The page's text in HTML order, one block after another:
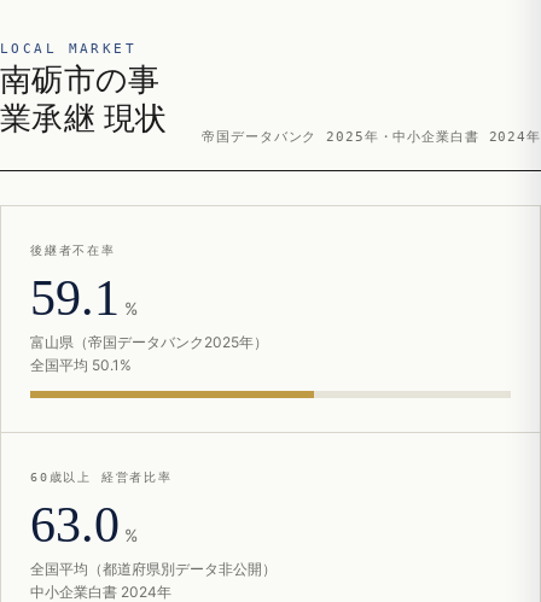
LOCAL MARKET
南砺市の事
業承継 現状
帝国データバンク 2025年・中小企業白書 2024年
後継者不在率
59.1 %
富山県（帝国データバンク2025年）
全国平均 50.1%
60歳以上 経営者比率
63.0 %
全国平均（都道府県別データ非公開）
中小企業白書 2024年